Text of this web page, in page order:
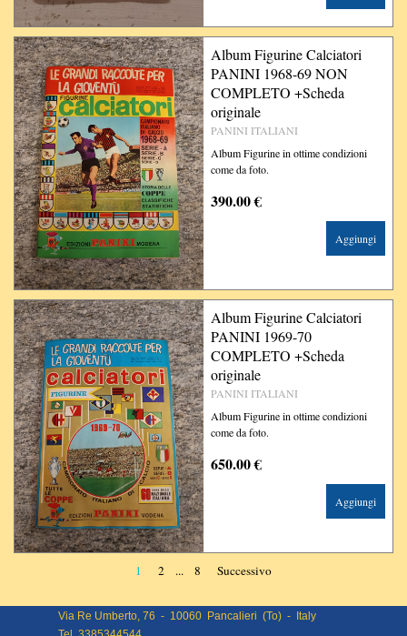
Album Figurine Calciatori
PANINI 1968-69 NON
COMPLETO +Scheda
originale
PANINI ITALIANI
Album Figurine in ottime condizioni
come da foto.
390.00 €
Aggiungi
Album Figurine Calciatori
PANINI 1969-70
COMPLETO +Scheda
originale
PANINI ITALIANI
Album Figurine in ottime condizioni
come da foto.
650.00 €
Aggiungi
Pagina corrente:
1 Vai a pagina:
2 ... Vai a pagina:
8 Successivo
Via Re Umberto, 76 - 10060 Pancalieri (To) - Italy